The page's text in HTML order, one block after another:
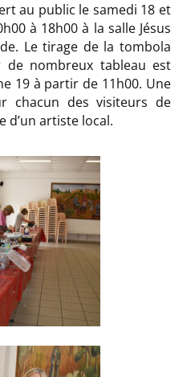
au public le samedi 18 et
à 18h00 à la salle Jésus
Le tirage de la tombola
de nombreux tableau est
19 à partir de 11h00. Une
chacun des visiteurs de
artiste local.